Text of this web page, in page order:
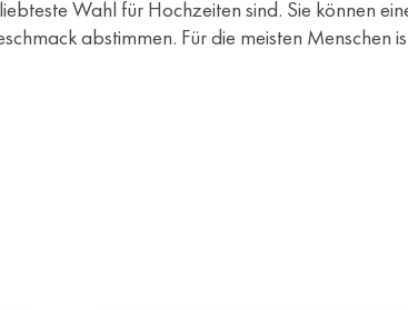
Wahl für Hochzeiten sind. Sie können
abstimmen. Für die meisten Menschen